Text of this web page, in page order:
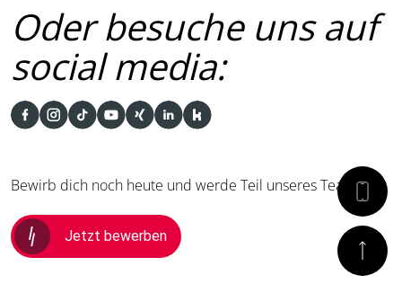
Oder besuche uns auf
social media:
Bewirb dich noch heute und werde Teil unseres Teams!
Jetzt bewerben